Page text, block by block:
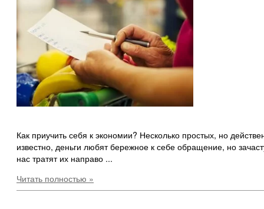
Как приучить себя к экономии? Несколько простых, но
известно, деньги любят бережное к себе обращение, но
нас тратят их направо ...
Читать полностью »